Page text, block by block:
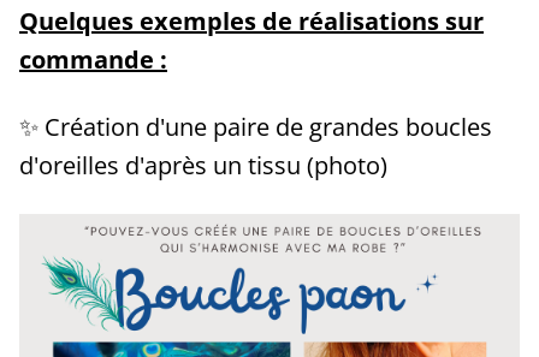
Quelques exemples de réalisations sur
commande :
✨ Création d'une paire de grandes boucles
d'oreilles d'après un tissu (photo)